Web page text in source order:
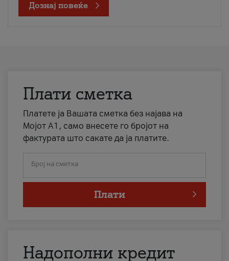
Дознај повеќе
Плати сметка
Платете ја Вашата сметка без најава на
Мојот А1, само внесете го бројот на
фактурата што сакате да ја платите.
Број на сметка
Плати
Надополни кредит